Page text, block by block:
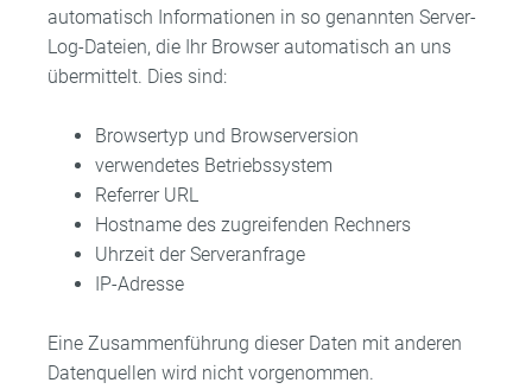
automatisch Informationen in so genannten Server-
Log-Dateien, die Ihr Browser automatisch an uns
übermittelt. Dies sind:
Browsertyp und Browserversion
verwendetes Betriebssystem
Referrer URL
Hostname des zugreifenden Rechners
Uhrzeit der Serveranfrage
IP-Adresse
Eine Zusammenführung dieser Daten mit anderen
Datenquellen wird nicht vorgenommen.